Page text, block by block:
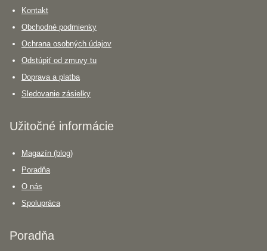
Kontakt
Obchodné podmienky
Ochrana osobných údajov
Odstúpiť od zmuvy tu
Doprava a platba
Sledovanie zásielky
Užitočné informácie
Magazín (blog)
Poradňa
O nás
Spolupráca
Poradňa